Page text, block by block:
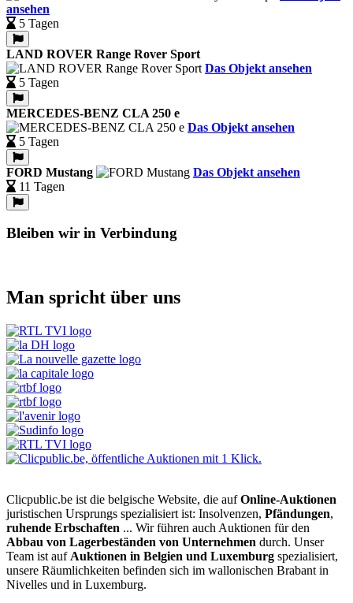
ansehen
5 Tagen
LAND ROVER Range Rover Sport
Das Objekt ansehen
5 Tagen
MERCEDES-BENZ CLA 250 e
Das Objekt ansehen
5 Tagen
FORD Mustang
Das Objekt ansehen
11 Tagen
Bleiben wir in Verbindung
Man spricht über uns
Clicpublic.be ist die belgische Website, die aufOnline-Auktionen
juristischen Ursprungs spezialisiert ist: Insolvenzen, Pfändungen,
ruhende Erbschaften ... Wir führen auch Auktionen für den
Abbau von Lagerbeständen von Unternehmen durch. Unser
Team ist auf Auktionen in Belgien und Luxemburg spezialisiert,
unsere Räumlichkeiten befinden sich im wallonischen Brabant in
Nivelles und in Luxemburg.